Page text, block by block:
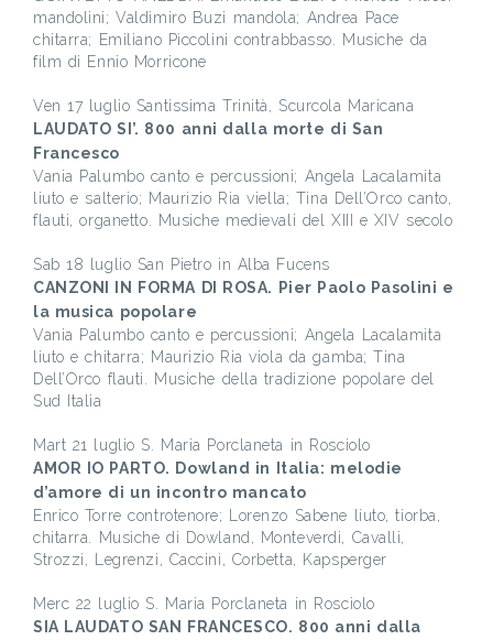
mandolini; Valdimiro Buzi mandola; Andrea Pace
chitarra; Emiliano Piccolini contrabbasso. Musiche da
film di Ennio Morricone
Ven 17 luglio Santissima Trinità, Scurcola Maricana
LAUDATO SI’. 800 anni dalla morte di San
Francesco
Vania Palumbo canto e percussioni; Angela Lacalamita
liuto e salterio; Maurizio Ria viella; Tina Dell’Orco canto,
flauti, organetto. Musiche medievali del XIII e XIV secolo
Sab 18 luglio San Pietro in Alba Fucens
CANZONI IN FORMA DI ROSA. Pier Paolo Pasolini e
la musica popolare
Vania Palumbo canto e percussioni; Angela Lacalamita
liuto e chitarra; Maurizio Ria viola da gamba; Tina
Dell’Orco flauti. Musiche della tradizione popolare del
Sud Italia
Mart 21 luglio S. Maria Porclaneta in Rosciolo
AMOR IO PARTO. Dowland in Italia: melodie
d’amore di un incontro mancato
Enrico Torre controtenore; Lorenzo Sabene liuto, tiorba,
chitarra. Musiche di Dowland, Monteverdi, Cavalli,
Strozzi, Legrenzi, Caccini, Corbetta, Kapsperger
Merc 22 luglio S. Maria Porclaneta in Rosciolo
SIA LAUDATO SAN FRANCESCO. 800 anni dalla